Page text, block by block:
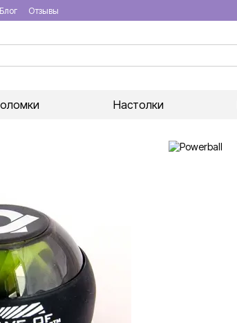
Блог Отзывы
Настолки